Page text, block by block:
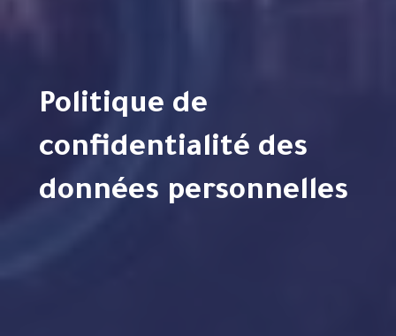
Politique de
confidentialité des
données personnelles